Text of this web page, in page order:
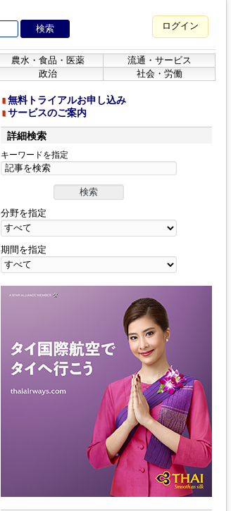
ログイン
農水・食品・医薬
流通・サービス
政治 社会・労働
無料トライアルお申し込み
サービスのご案内
詳細検索
キーワードを指定
分野を指定
期間を指定